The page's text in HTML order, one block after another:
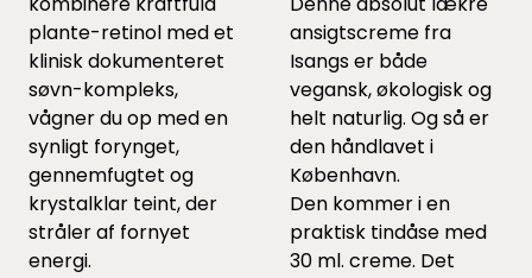
plante-retinol med et
klinisk dokumenteret
søvn-kompleks,
vågner du op med en
synligt forynget,
gennemfugtet og
krystalklar teint, der
stråler af fornyet
energi.
ansigtscreme fra
Isangs er både
vegansk, økologisk og
helt naturlig. Og så er
den håndlavet i
København.
Den kommer i en
praktisk tindåse med
30 ml. creme. Det